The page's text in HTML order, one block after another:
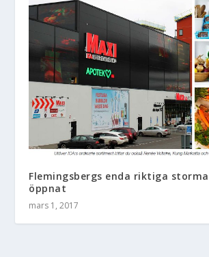
Flemingsbergs enda riktiga
öppnat
mars 1, 2017